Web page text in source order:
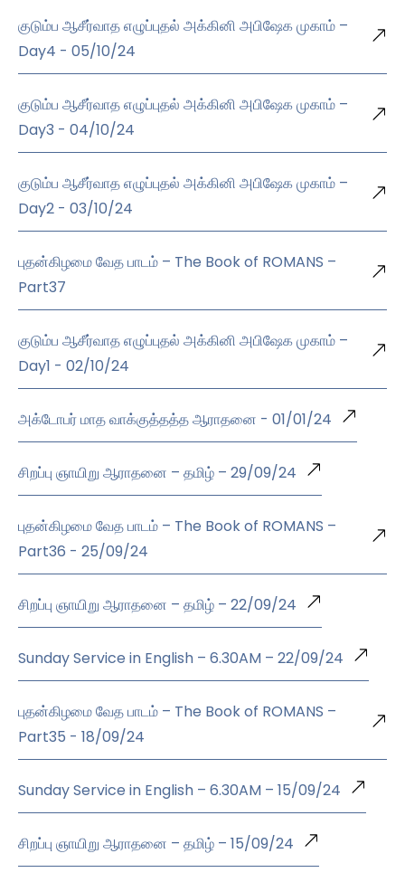
குடும்ப ஆசீர்வாத எழுப்புதல் அக்கினி அபிஷேக முகாம் –
Day4 - 05/10/24
குடும்ப ஆசீர்வாத எழுப்புதல் அக்கினி அபிஷேக முகாம் –
Day3 - 04/10/24
குடும்ப ஆசீர்வாத எழுப்புதல் அக்கினி அபிஷேக முகாம் –
Day2 - 03/10/24
புதன்கிழமை வேத பாடம் – The Book of ROMANS –
Part37
குடும்ப ஆசீர்வாத எழுப்புதல் அக்கினி அபிஷேக முகாம் –
Day1 - 02/10/24
அக்டோபர் மாத வாக்குத்தத்த ஆராதனை - 01/01/24
சிறப்பு ஞாயிறு ஆராதனை – தமிழ் – 29/09/24
புதன்கிழமை வேத பாடம் – The Book of ROMANS –
Part36 - 25/09/24
சிறப்பு ஞாயிறு ஆராதனை – தமிழ் – 22/09/24
Sunday Service in English – 6.30AM – 22/09/24
புதன்கிழமை வேத பாடம் – The Book of ROMANS –
Part35 - 18/09/24
Sunday Service in English – 6.30AM – 15/09/24
சிறப்பு ஞாயிறு ஆராதனை – தமிழ் – 15/09/24